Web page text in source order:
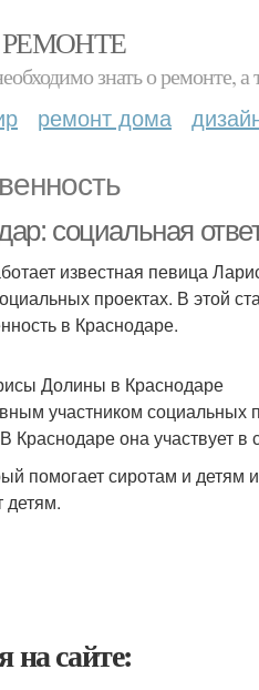
знать о
ремонт дома
социальная
известная певица
проектах. В этой
в Краснодаре.
Долины в Краснодаре
участником социальных
она участвует в
помогает сиротам и
детям.
на сайте: